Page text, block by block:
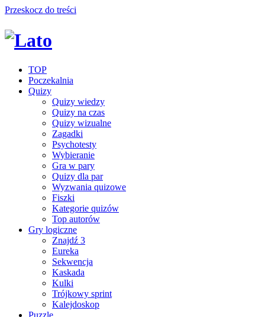
Przeskocz do treści
TOP
Poczekalnia
Quizy
Quizy wiedzy
Quizy na czas
Quizy wizualne
Zagadki
Psychotesty
Wybieranie
Gra w pary
Quizy dla par
Wyzwania quizowe
Fiszki
Kategorie quizów
Top autorów
Gry logiczne
Znajdź 3
Eureka
Sekwencja
Kaskada
Kulki
Trójkowy sprint
Kalejdoskop
Puzzle